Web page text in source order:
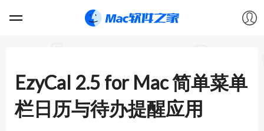
游戏
EzyCal 2.5 for Mac 简单菜单
栏日历与待办提醒应用